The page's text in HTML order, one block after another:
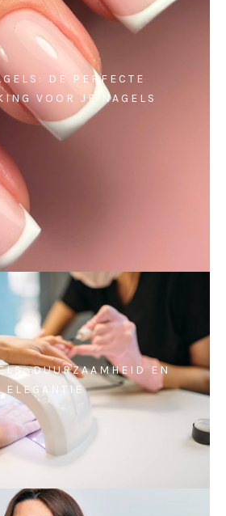
DE PERFECTE
VOOR JE NAGELS
DUURZAAMHEID EN
ELEGANTIE